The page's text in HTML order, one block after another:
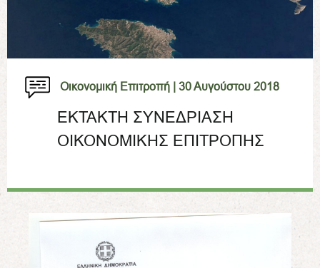
Οικονομική Επιτροπή | 30 Αυγούστου 2018
ΕΚΤΑΚΤΗ ΣΥΝΕΔΡΙΑΣΗ
ΟΙΚΟΝΟΜΙΚΗΣ ΕΠΙΤΡΟΠΗΣ